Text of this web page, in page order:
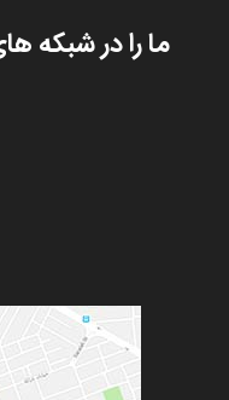
ما را در شبکه